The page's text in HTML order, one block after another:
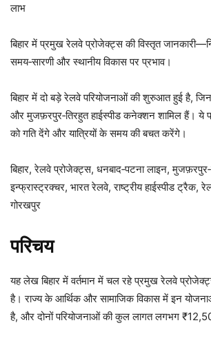
लाभ
बिहार में प्रमुख रेलवे प्रोजेक्ट्स की विस्तृत
समय‑सारणी और स्थानीय विकास पर प्रभाव।
बिहार में दो बड़े रेलवे परियोजनाओं की शुरुआत हुई है,
और मुजफ़रपुर‑तिरहुत हाईस्पीड कनेक्शन शामिल हैं। ये
को गति देंगे और यात्रियों के समय की बचत करेंगे।
बिहार, रेलवे प्रोजेक्ट्स, धनबाद‑पटना लाइन,
इन्फ्रास्ट्रक्चर, भारत रेलवे, राष्ट्रीय हाईस्पीड ट्रैक,
गोरखपुर
परिचय
यह लेख बिहार में वर्तमान में चल रहे प्रमुख रेलवे
है। राज्य के आर्थिक और सामाजिक विकास में इन
है, और दोनों परियोजनाओं की कुल लागत लगभग